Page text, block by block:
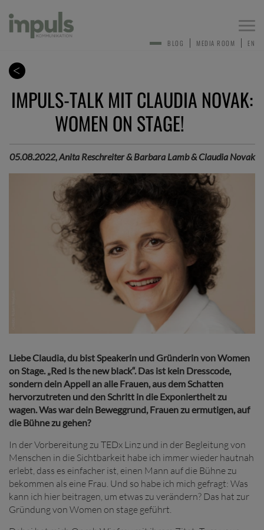
EN
MEDIA ROOM
BLOG
IMPULS-TALK MIT CLAUDIA NOVAK:
WOMEN ON STAGE!
05.08.2022, Anita Reschreiter & Barbara Lamb & Claudia Novak
Liebe Claudia, du bist Speakerin und Gründerin von Women
on Stage. „Red is the new black“. Das ist kein Dresscode,
sondern dein Appell an alle Frauen, aus dem Schatten
hervorzutreten und den Schritt in die Exponiertheit zu
wagen. Was war dein Beweggrund, Frauen zu ermutigen, auf
die Bühne zu gehen?
In der Vorbereitung zu TEDx Linz und in der Begleitung von
Menschen in die Sichtbarkeit habe ich immer wieder hautnah
erlebt, dass es einfacher ist, einen Mann auf die Bühne zu
bekommen als eine Frau. Und so habe ich mich gefragt: Was
kann ich hier beitragen, um etwas zu verändern? Das hat zur
Gründung von Women on stage geführt.